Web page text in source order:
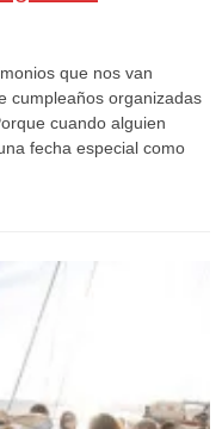
que nos van
cumpleaños organizadas
cuando alguien
fecha especial como